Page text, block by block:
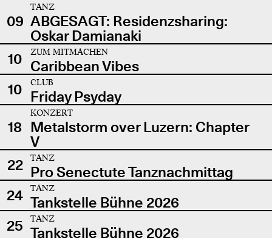
09
TANZ
ABGESAGT: Residenzsharing:
Oskar Damianaki
10
ZUM MITMACHEN
Caribbean Vibes
10
CLUB
Friday Psyday
18
KONZERT
Metalstorm over Luzern: Chapter
V
22
TANZ
Pro Senectute Tanznachmittag
24
TANZ
Tankstelle Bühne 2026
25
TANZ
Tankstelle Bühne 2026